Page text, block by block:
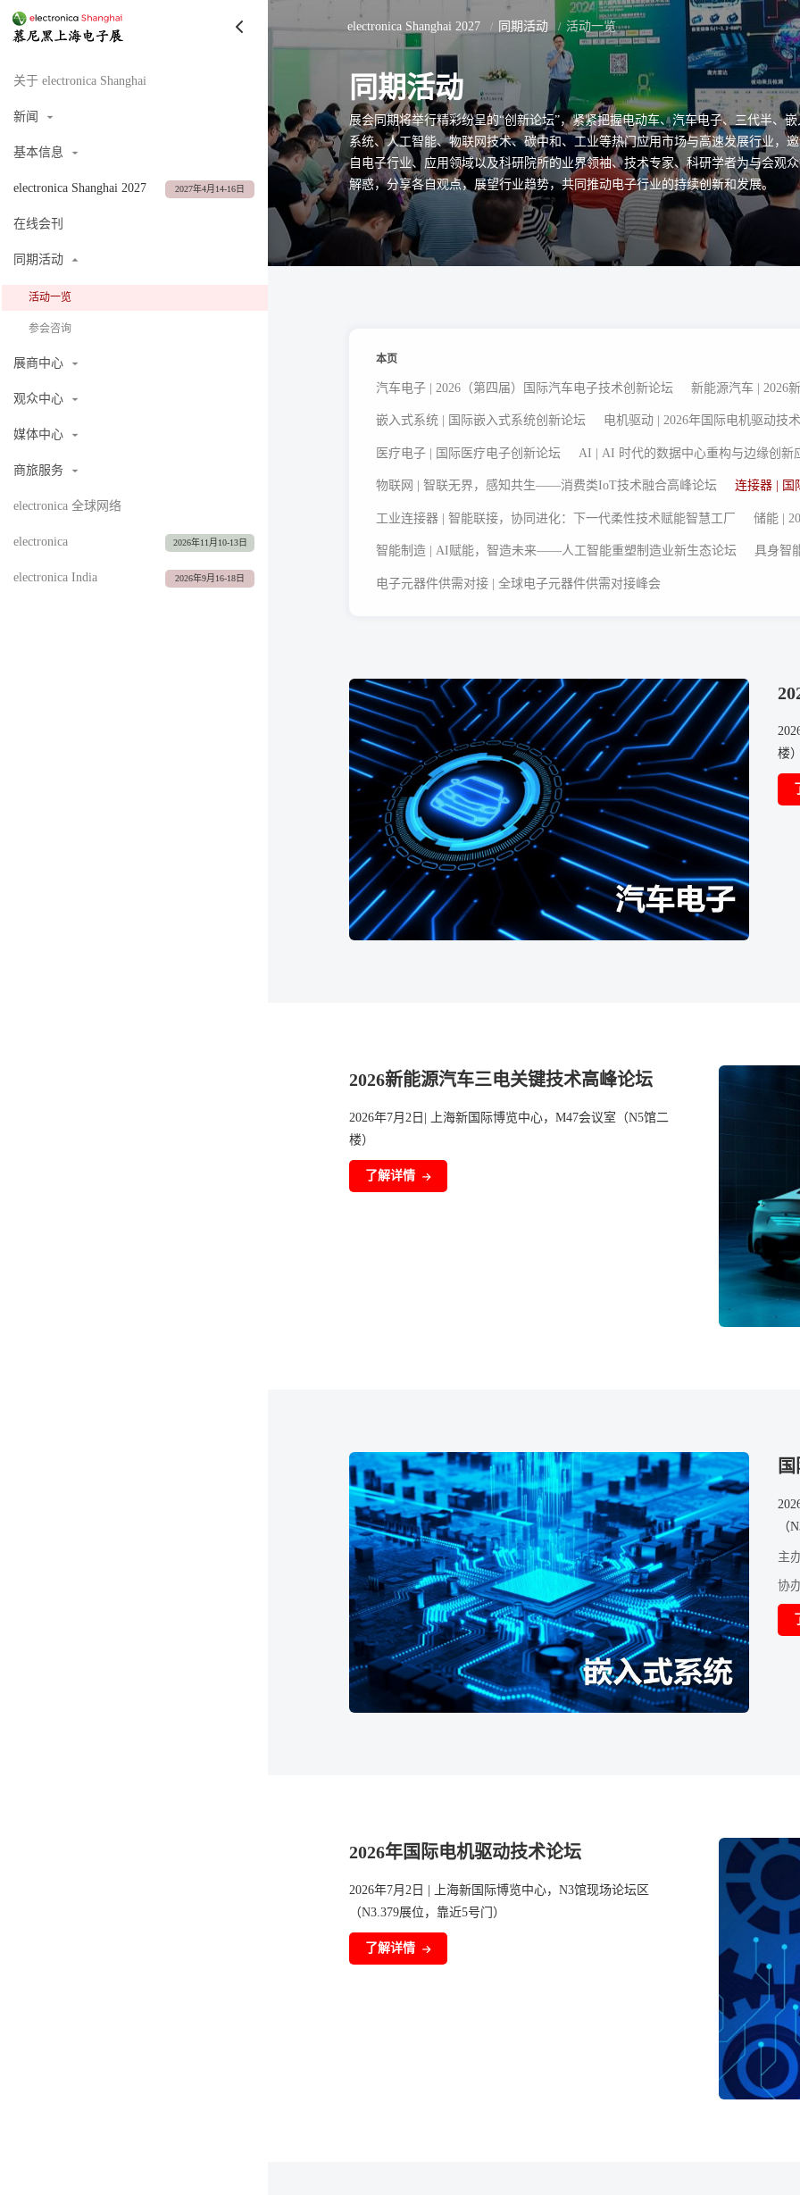
关于 electronica Shanghai
新闻
基本信息
electronica Shanghai 2027 2027年4月14-16日
在线会刊
同期活动
活动一览
参会咨询
展商中心
观众中心
媒体中心
商旅服务
electronica 全球网络
electronica 2026年11月10-13日
electronica India 2026年9月16-18日
同期活动
展会同期将举行精彩纷呈的“创新论坛”，紧紧把握电动车、汽车电子、三代半、
系统、人工智能、物联网技术、碳中和、工业等热门应用市场与高速发展行业，
自电子行业、应用领域以及科研院所的业界领袖、技术专家、科研学者为与会观
解惑，分享各自观点，展望行业趋势，共同推动电子行业的持续创新和发展。
electronica Shanghai 2027 同期活动 活动一览
本页
汽车电子 | 2026（第四届）国际汽车电子技术创新论坛 新能源汽车 | 2026
嵌入式系统 | 国际嵌入式系统创新论坛 电机驱动 | 2026年国际电机驱动技
医疗电子 | 国际医疗电子创新论坛 AI | AI 时代的数据中心重构与边缘创新
物联网 | 智联无界，感知共生——消费类IoT技术融合高峰论坛 连接器 | 国
工业连接器 | 智能联接，协同进化：下一代柔性技术赋能智慧工厂 储能 |
智能制造 | AI赋能，智造未来——人工智能重塑制造业新生态论坛 具身智
电子元器件供需对接 | 全球电子元器件供需对接峰会
楼
2026新能源汽车三电关键技术高峰论坛
2026年7月2日| 上海新国际博览中心，M47会议室（N5馆二
楼）
了解详情
（
主
协
2026年国际电机驱动技术论坛
2026年7月2日 | 上海新国际博览中心，N3馆现场论坛区
（N3.379展位，靠近5号门）
了解详情